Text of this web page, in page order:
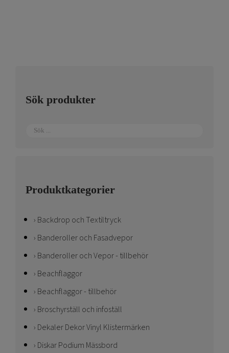
Sök produkter
Produktkategorier
Backdrop och Textiltryck
Banderoller och Fasadvepor
Banderoller och Vepor - tillbehör
Beachflaggor
Beachflaggor - tillbehör
Broschyrställ och infoställ
Dekaler Dekor Vinyl Klistermärken
Diskar Podium Mässbord